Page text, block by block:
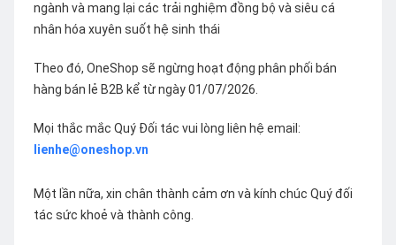
ngành và mang lại các trải nghiệm đồng bộ và siêu cá
nhân hóa xuyên suốt hệ sinh thái
Theo đó, OneShop sẽ ngừng hoạt động phân phối bán
hàng bán lẻ B2B kể từ ngày 01/07/2026.
Mọi thắc mắc Quý Đối tác vui lòng liên hệ email:
lienhe@oneshop.vn
Một lần nữa, xin chân thành cảm ơn và kính chúc Quý đối
tác sức khoẻ và thành công.